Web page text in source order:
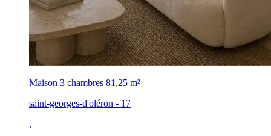
Maison 3 chambres 81,25 m²
saint-georges-d'oléron - 17
,